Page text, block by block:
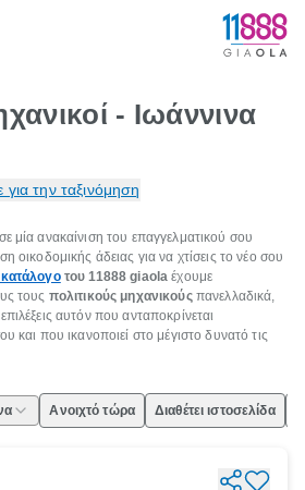
- Ιωάννινα
την ταξινόμηση
μία ανακαίνιση του επαγγελματικού σου
οικοδομικής άδειας για να χτίσεις το νέο σου
του 11888giaola έχουμε
τους πολιτικούς μηχανικούςπανελλαδικά,
αυτόν που ανταποκρίνεται
και που ικανοποιεί στο μέγιστο δυνατό τις
Ανοιχτό τώρα Διαθέτει ιστοσελίδα